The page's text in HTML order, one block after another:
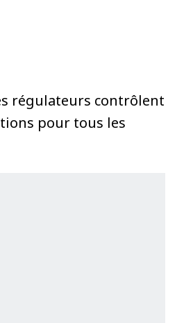
régulateurs contrôlent
pour tous les